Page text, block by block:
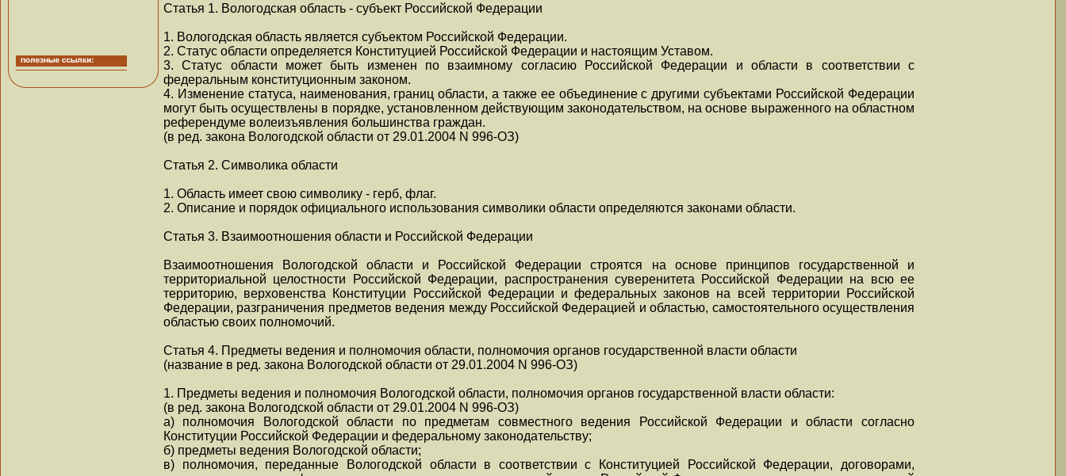
Статья 1. Вологодская область - субъект Российской Федерации
1. Вологодская область является субъектом Российской Федерации.
2. Статус области определяется Конституцией Российской Федерации и настоящим Уставом.
3. Статус области может быть изменен по взаимному согласию Российской Федерации и области в соответствии с
федеральным конституционным законом.
4. Изменение статуса, наименования, границ области, а также ее объединение с другими субъектами Российской Федерации
могут быть осуществлены в порядке, установленном действующим законодательством, на основе выраженного на областном
референдуме волеизъявления большинства граждан.
(в ред. закона Вологодской области от 29.01.2004 N 996-ОЗ)
Статья 2. Символика области
1. Область имеет свою символику - герб, флаг.
2. Описание и порядок официального использования символики области определяются законами области.
Статья 3. Взаимоотношения области и Российской Федерации
Взаимоотношения Вологодской области и Российской Федерации строятся на основе принципов государственной и
территориальной целостности Российской Федерации, распространения суверенитета Российской Федерации на всю ее
территорию, верховенства Конституции Российской Федерации и федеральных законов на всей территории Российской
Федерации, разграничения предметов ведения между Российской Федерацией и областью, самостоятельного осуществления
областью своих полномочий.
Статья 4. Предметы ведения и полномочия области, полномочия органов государственной власти области
(название в ред. закона Вологодской области от 29.01.2004 N 996-ОЗ)
1. Предметы ведения и полномочия Вологодской области, полномочия органов государственной власти области:
(в ред. закона Вологодской области от 29.01.2004 N 996-ОЗ)
а) полномочия Вологодской области по предметам совместного ведения Российской Федерации и области согласно
Конституции Российской Федерации и федеральному законодательству;
б) предметы ведения Вологодской области;
в) полномочия, переданные Вологодской области в соответствии с Конституцией Российской Федерации, договорами,